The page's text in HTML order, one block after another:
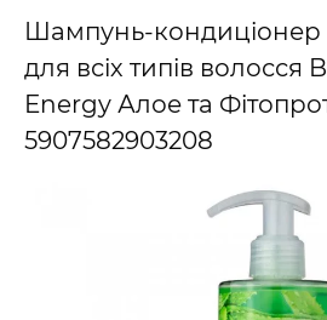
Шампунь-
для всіх типів волосся
Energy Алое та
5907582903208